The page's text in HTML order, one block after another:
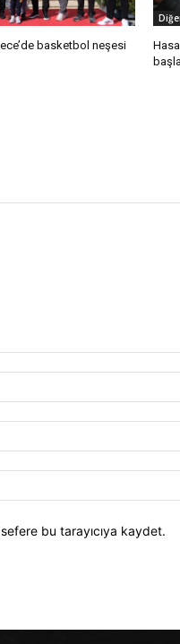
basketbol neşesi
bu tarayıcıya kaydet.